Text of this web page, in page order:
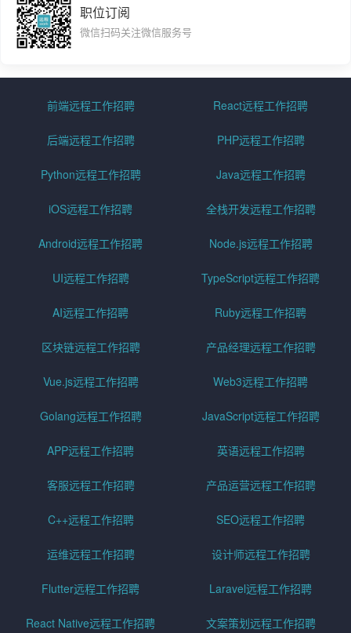
职位订阅
微信扫码关注微信服务号
前端远程工作招聘 React远程工作招聘
后端远程工作招聘 PHP远程工作招聘
Python远程工作招聘 Java远程工作招聘
iOS远程工作招聘 全栈开发远程工作招聘
Android远程工作招聘 Node.js远程工作招聘
UI远程工作招聘 TypeScript远程工作招聘
AI远程工作招聘 Ruby远程工作招聘
区块链远程工作招聘 产品经理远程工作招聘
Vue.js远程工作招聘 Web3远程工作招聘
Golang远程工作招聘 JavaScript远程工作招聘
APP远程工作招聘 英语远程工作招聘
客服远程工作招聘 产品运营远程工作招聘
C++远程工作招聘 SEO远程工作招聘
运维远程工作招聘 设计师远程工作招聘
Flutter远程工作招聘 Laravel远程工作招聘
React Native远程工作招聘 文案策划远程工作招聘